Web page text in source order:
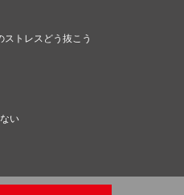
トレスどう抜こう
い